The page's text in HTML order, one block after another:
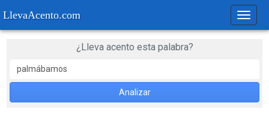
LlevaAcento.com
de
¿Lleva acento esta palabra?
Analizar